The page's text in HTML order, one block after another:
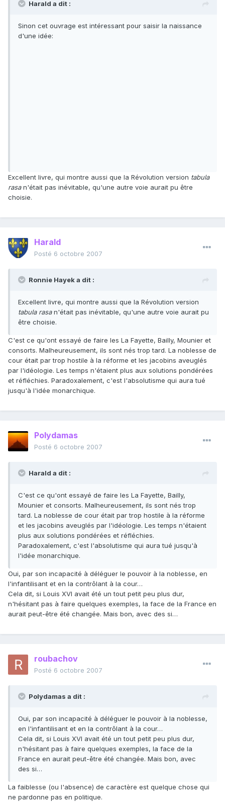
Harald a dit :
Sinon cet ouvrage est intéressant pour saisir la naissance
d'une idée:
Excellent livre, qui montre aussi que la Révolution version tabula
rasan'était pas inévitable, qu'une autre voie aurait pu être
choisie.
Harald
Posté 6 octobre 2007
Ronnie Hayek a dit :
Excellent livre, qui montre aussi que la Révolution version
tabula rasan'était pas inévitable, qu'une autre voie aurait pu
être choisie.
C'est ce qu'ont essayé de faire les La Fayette, Bailly, Mounier et
consorts. Malheureusement, ils sont nés trop tard. La noblesse de
cour était par trop hostile à la réforme et les jacobins aveuglés
par l'idéologie. Les temps n'étaient plus aux solutions pondérées
et réfléchies. Paradoxalement, c'est l'absolutisme qui aura tué
jusqu'à l'idée monarchique.
Polydamas
Posté 6 octobre 2007
Harald a dit :
C'est ce qu'ont essayé de faire les La Fayette, Bailly,
Mounier et consorts. Malheureusement, ils sont nés trop
tard. La noblesse de cour était par trop hostile à la réforme
et les jacobins aveuglés par l'idéologie. Les temps n'étaient
plus aux solutions pondérées et réfléchies.
Paradoxalement, c'est l'absolutisme qui aura tué jusqu'à
l'idée monarchique.
Oui, par son incapacité à déléguer le pouvoir à la noblesse, en
l'infantilisant et en la contrôlant à la cour…
Cela dit, si Louis XVI avait été un tout petit peu plus dur,
n'hésitant pas à faire quelques exemples, la face de la France en
aurait peut-être été changée. Mais bon, avec des si…
roubachov
Posté 6 octobre 2007
Polydamas a dit :
Oui, par son incapacité à déléguer le pouvoir à la noblesse,
en l'infantilisant et en la contrôlant à la cour…
Cela dit, si Louis XVI avait été un tout petit peu plus dur,
n'hésitant pas à faire quelques exemples, la face de la
France en aurait peut-être été changée. Mais bon, avec
des si…
La faiblesse (ou l'absence) de caractère est quelque chose qui
ne pardonne pas en politique.